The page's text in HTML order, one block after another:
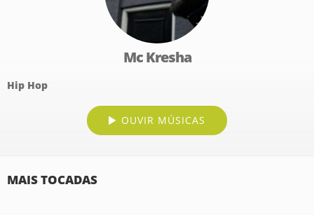
Mc Kresha
Hip Hop
OUVIR MÚSICAS
MAIS TOCADAS